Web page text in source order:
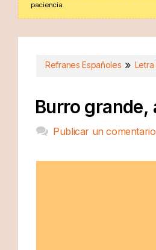
paciencia.
Refranes Españoles Letra
Burro grande,
Publicar un comentario